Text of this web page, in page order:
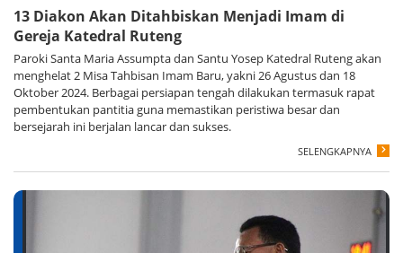
13 Diakon Akan Ditahbiskan Menjadi Imam di
Gereja Katedral Ruteng
Paroki Santa Maria Assumpta dan Santu Yosep Katedral Ruteng akan
menghelat 2 Misa Tahbisan Imam Baru, yakni 26 Agustus dan 18
Oktober 2024. Berbagai persiapan tengah dilakukan termasuk rapat
pembentukan pantitia guna memastikan peristiwa besar dan
bersejarah ini berjalan lancar dan sukses.
SELENGKAPNYA